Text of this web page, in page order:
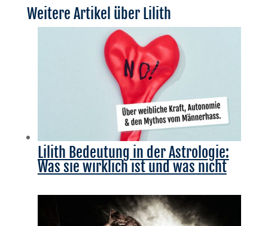
Weitere Artikel über Lilith
Lilith Bedeutung in der Astrologie:
Was sie wirklich ist und was nicht